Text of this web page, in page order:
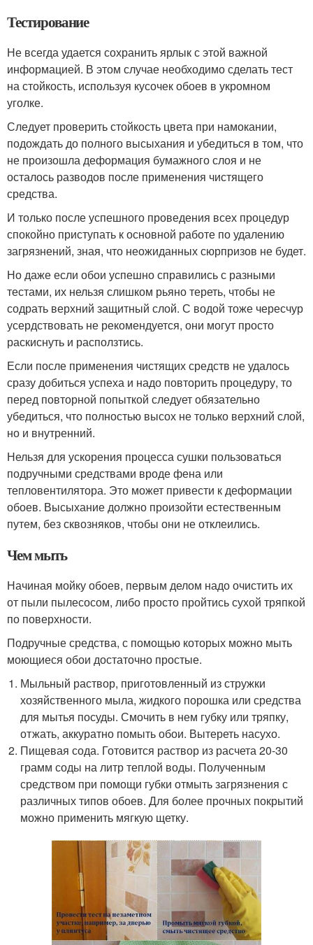
Тестирование
Не всегда удается сохранить ярлык с этой важной
информацией. В этом случае необходимо сделать тест
на стойкость, используя кусочек обоев в укромном
уголке.
Следует проверить стойкость цвета при намокании,
подождать до полного высыхания и убедиться в том, что
не произошла деформация бумажного слоя и не
осталось разводов после применения чистящего
средства.
И только после успешного проведения всех процедур
спокойно приступать к основной работе по удалению
загрязнений, зная, что неожиданных сюрпризов не будет.
Но даже если обои успешно справились с разными
тестами, их нельзя слишком рьяно тереть, чтобы не
содрать верхний защитный слой. С водой тоже чересчур
усердствовать не рекомендуется, они могут просто
раскиснуть и расползтись.
Если после применения чистящих средств не удалось
сразу добиться успеха и надо повторить процедуру, то
перед повторной попыткой следует обязательно
убедиться, что полностью высох не только верхний слой,
но и внутренний.
Нельзя для ускорения процесса сушки пользоваться
подручными средствами вроде фена или
тепловентилятора. Это может привести к деформации
обоев. Высыхание должно произойти естественным
путем, без сквозняков, чтобы они не отклеились.
Чем мыть
Начиная мойку обоев, первым делом надо очистить их
от пыли пылесосом, либо просто пройтись сухой тряпкой
по поверхности.
Подручные средства, с помощью которых можно мыть
моющиеся обои достаточно простые.
Мыльный раствор, приготовленный из стружки
хозяйственного мыла, жидкого порошка или средства
для мытья посуды. Смочить в нем губку или тряпку,
отжать, аккуратно помыть обои. Вытереть насухо.
Пищевая сода. Готовится раствор из расчета 20-30
грамм соды на литр теплой воды. Полученным
средством при помощи губки отмыть загрязнения с
различных типов обоев. Для более прочных покрытий
можно применить мягкую щетку.